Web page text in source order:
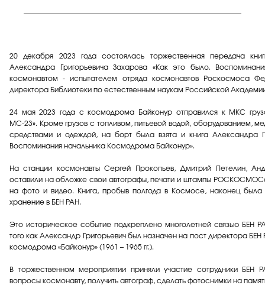
20 декабря 2023 года состоялась торжественная передача
Александра Григорьевича Захарова «Как это было.
космонавтом - испытателем отряда космонавтов Роскосмоса
директора Библиотеки по естественным наукам Российской
24 мая 2023 года с космодрома Байконур отправился к МКС
МС-23». Кроме грузов с топливом, питьевой водой, оборудованием,
средствами и одеждой, на борт была взята и книга Александра
Воспоминания начальника Космодрома Байконур».
На станции космонавты Сергей Прокопьев, Дмитрий Петелин,
оставили на обложке свои автографы, печати и штампы
на фото и видео. Книга, пробыв полгода в Космосе, наконец
хранение в БЕН РАН.
Это историческое событие подкреплено многолетней связью БЕН
того как Александр Григорьевич был назначен на пост директора БЕН
космодрома «Байконур» (1961 – 1965 гг.).
В торжественном мероприятии приняли участие сотрудники БЕН
вопросы космонавту, получить автограф, сделать фотоснимки на